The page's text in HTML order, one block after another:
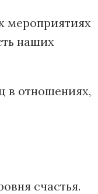
мероприятиях
наших
в отношениях,
счастья.